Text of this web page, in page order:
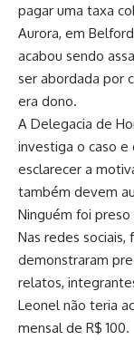
pagar uma taxa
Aurora, em
acabou sendo
ser abordada por
era dono.
A Delegacia de
investiga o caso
esclarecer a
também devem
Ninguém foi
Nas redes
demonstraram
relatos,
Leonel não teria
mensal de R$ 100.